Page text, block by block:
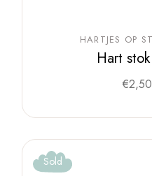
HARTJES OP
Hart
€2,50
Sold